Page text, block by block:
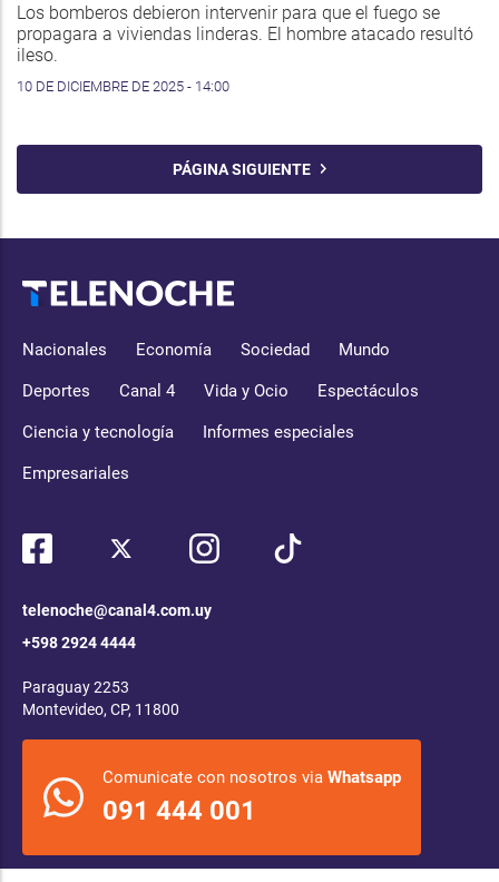
Los bomberos debieron intervenir para que el fuego se
propagara a viviendas linderas. El hombre atacado resultó
ileso.
10 DE DICIEMBRE DE 2025 - 14:00
PÁGINA SIGUIENTE
Nacionales Economía Sociedad Mundo
Deportes Canal 4 Vida y Ocio Espectáculos
Ciencia y tecnología Informes especiales
Empresariales
telenoche@canal4.com.uy
+598 2924 4444
Paraguay 2253
Montevideo, CP, 11800
Comunicate con nosotros via Whatsapp
091 444 001